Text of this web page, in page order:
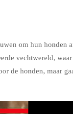
om hun honden
vechtwereld, waar
de honden, maar